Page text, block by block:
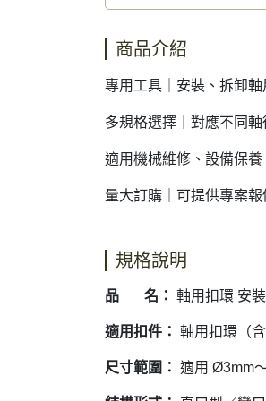
商品介紹
專用工具｜安裝、拆卸
多規格選擇｜對應不同
適用機械維修、設備保
量大訂購｜可提供專案報
規格說明
品 名： 軸用扣環 安
適用扣件： 軸用扣環（
尺寸範圍： 適用 Ø3mm